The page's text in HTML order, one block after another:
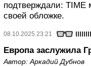
подтверждали: TIME
своей обложке.
08.10.2025 23:21
Европа заслужила
Автор: Аркадий Дубнов